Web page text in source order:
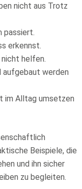
nicht aus Trotz
passiert.
erkennst.
helfen.
aufgebaut werden
im Alltag umsetzen
Beispiele, die
und ihn sicher
zu begleiten.